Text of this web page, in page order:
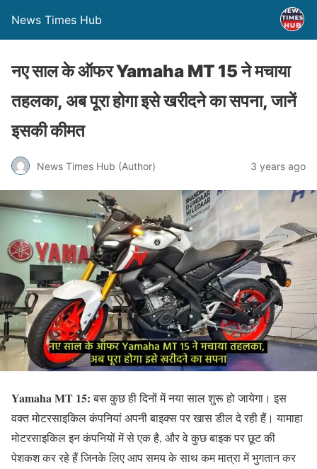
News Times Hub
नए साल के ऑफर Yamaha MT 15 ने मचाया
तहलका, अब पूरा होगा इसे खरीदने का सपना, जानें
इसकी कीमत
News Times Hub (Author) 3 years ago
Yamaha MT 15:बस कुछ ही दिनों में नया साल शुरू हो जायेगा। इस
वक्त मोटरसाइकिल कंपनियां अपनी बाइक्स पर खास डील दे रही हैं। यामाहा
मोटरसाइकिल इन कंपनियों में से एक है, और वे कुछ बाइक पर छूट की
पेशकश कर रहे हैं जिनके लिए आप समय के साथ कम मात्रा में भुगतान कर